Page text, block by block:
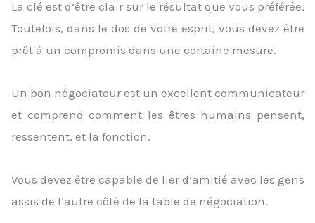
La clé est d’être clair sur le résultat que vous préférée.
Toutefois, dans le dos de votre esprit, vous devez être
prêt à un compromis dans une certaine mesure.
Un bon négociateur est un excellent communicateur
et comprend comment les êtres humains pensent,
ressentent, et la fonction.
Vous devez être capable de lier d’amitié avec les gens
assis de l’autre côté de la table de négociation.